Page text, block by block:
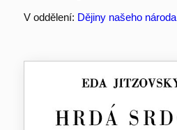
V oddělení: Dějiny našeho národa